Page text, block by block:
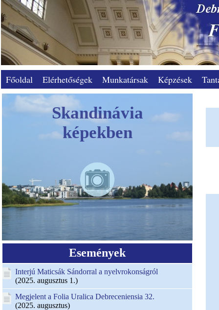
Főoldal Elérhetőségek Munkatársak Képzések
Skandinávia
képekben
Események
Interjú Maticsák Sándorral a nyelvrokonságról
(2025. augusztus 1.)
Megjelent a Folia Uralica Debreceniensia 32.
(2025. augusztus)